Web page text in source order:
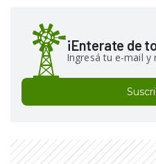
¡Enterate de
Ingresá tu e-mail y